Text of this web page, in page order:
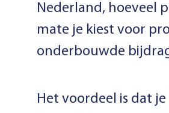
Nederland, hoeveel
mate je kiest voor
onderbouwde
Het voordeel is dat